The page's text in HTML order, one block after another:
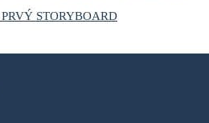
STORYBOARD